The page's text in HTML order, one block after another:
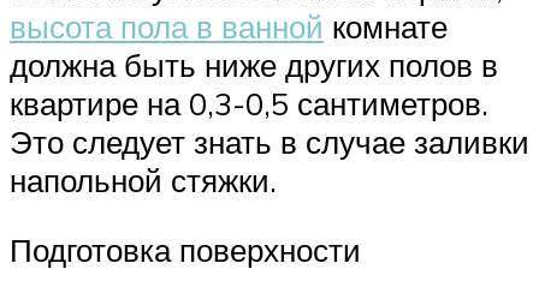
высота пола в ванной комнате
должна быть ниже других полов в
квартире на 0,3-0,5 сантиметров.
Это следует знать в случае заливки
напольной стяжки.
Подготовка поверхности